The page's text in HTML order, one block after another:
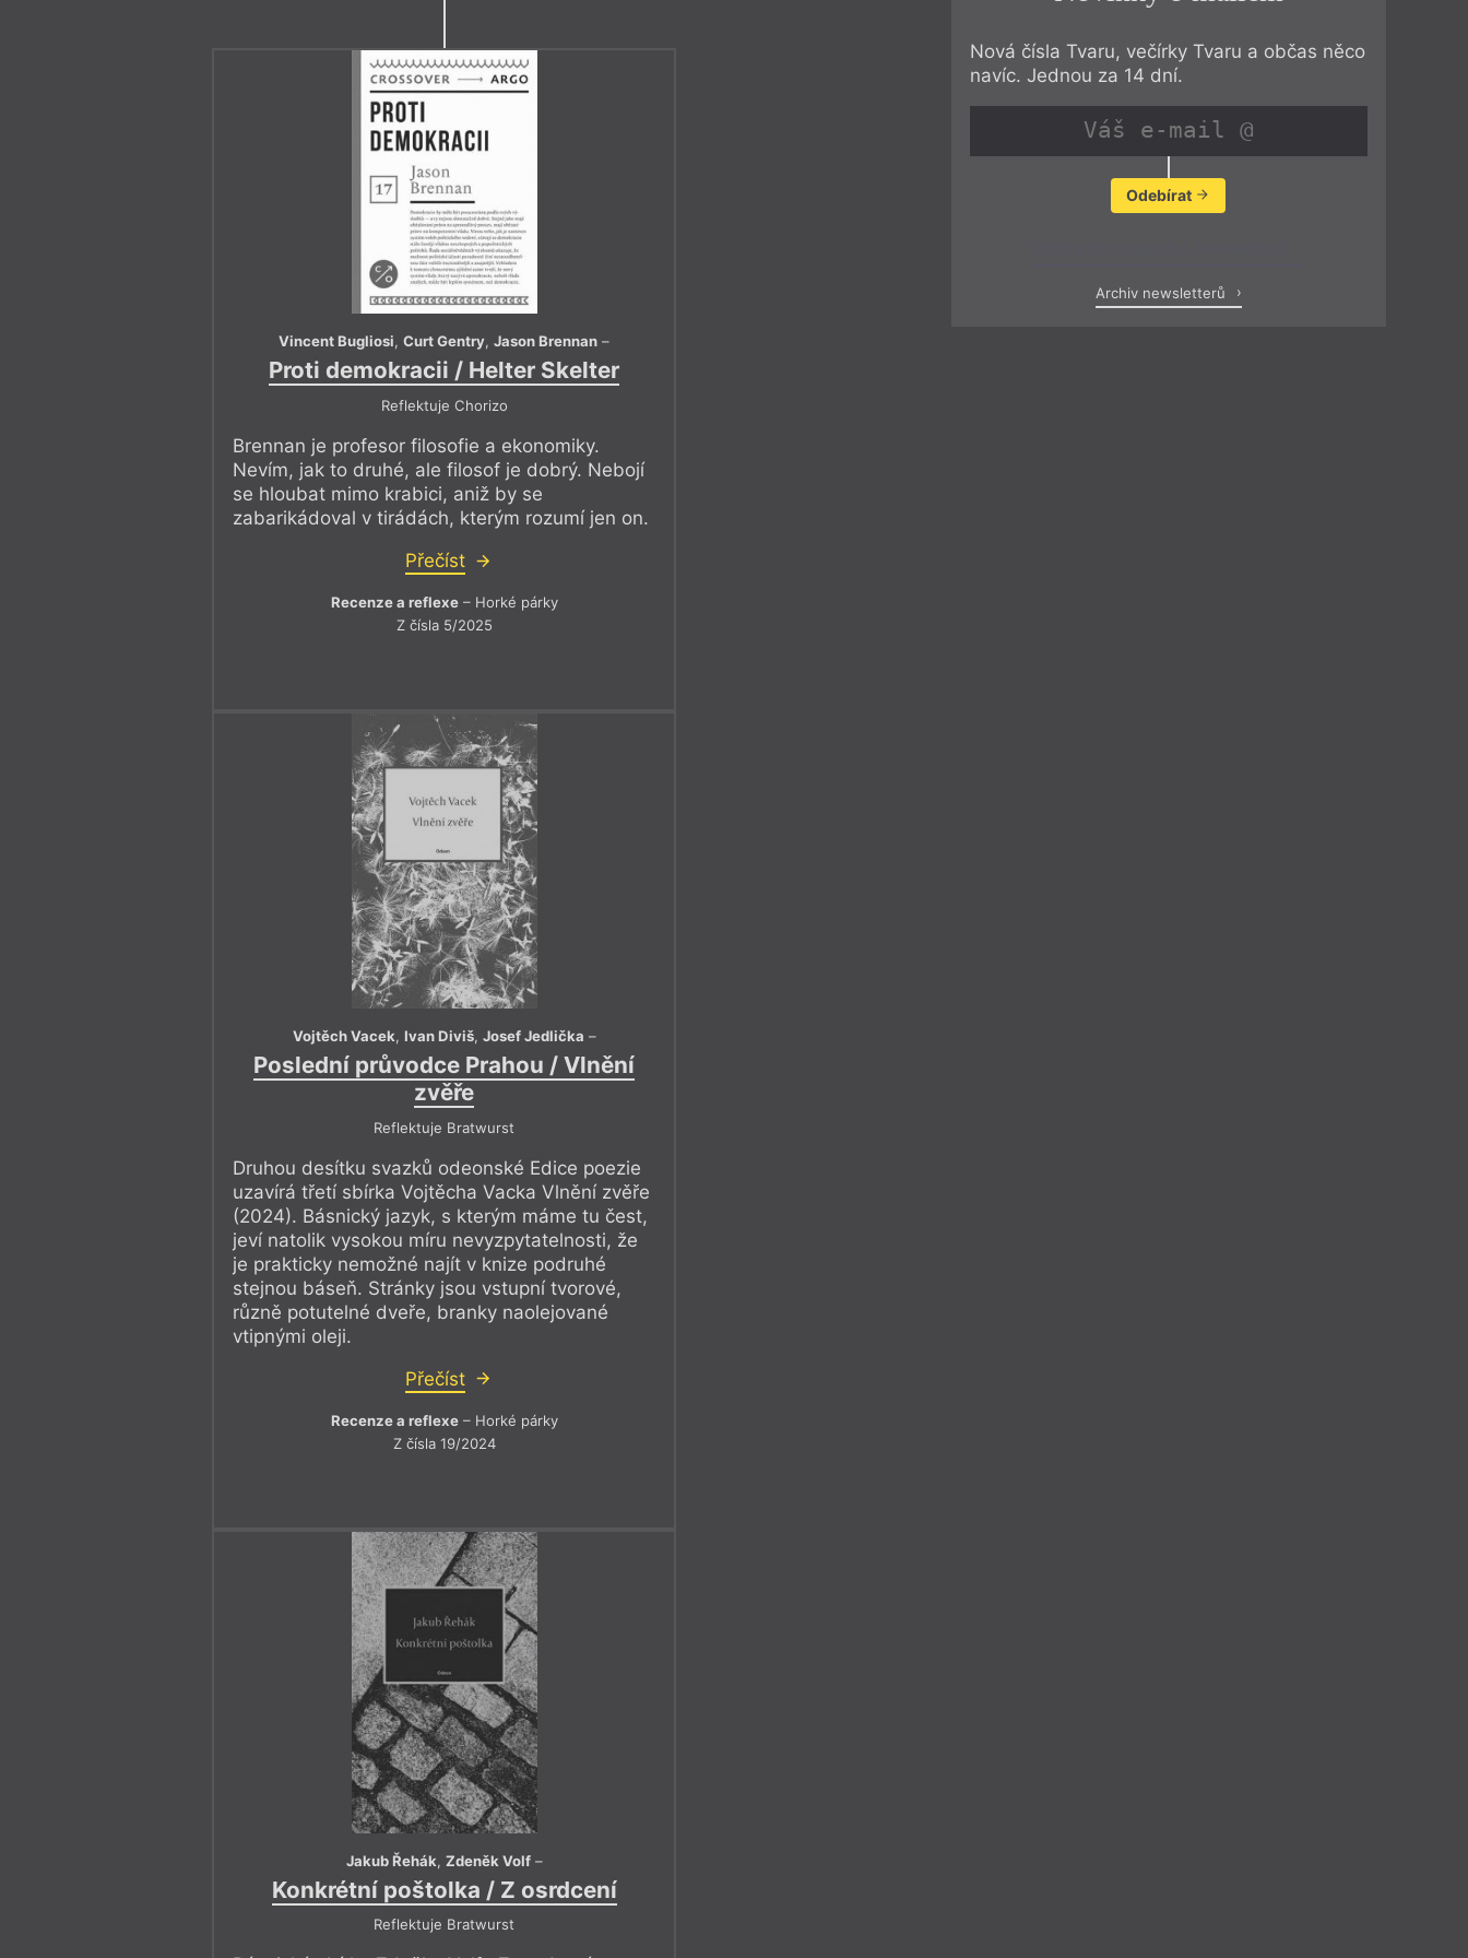
Vincent Bugliosi,Curt Gentry,Jason Brennan –
Proti demokracii / Helter Skelter
Reflektuje Chorizo
Brennan je profesor filosofie a ekonomiky.
Nevím, jak to druhé, ale filosof je dobrý. Nebojí
se hloubat mimo krabici, aniž by se
zabarikádoval v tirádách, kterým rozumí jen on.
Přečíst
Recenze a reflexe– Horké párky
Z čísla 5/2025
Vojtěch Vacek, Ivan Diviš, Josef Jedlička –
Poslední průvodce Prahou / Vlnění
zvěře
Reflektuje Bratwurst
Druhou desítku svazků odeonské Edice poezie
uzavírá třetí sbírka Vojtěcha Vacka Vlnění zvěře
(2024). Básnický jazyk, s kterým máme tu čest,
jeví natolik vysokou míru nevyzpytatelnosti, že
je prakticky nemožné najít v knize podruhé
stejnou báseň. Stránky jsou vstupní tvorové,
různě potutelné dveře, branky naolejované
vtipnými oleji.
Přečíst
Recenze a reflexe– Horké párky
Z čísla 19/2024
Jakub Řehák, Zdeněk Volf–
Konkrétní poštolka / Z osrdcení
Reflektuje Bratwurst
Nová čísla Tvaru, večírky Tvaru a občas něco
navíc. Jednou za 14 dní.
Odebírat
Archiv newsletterů